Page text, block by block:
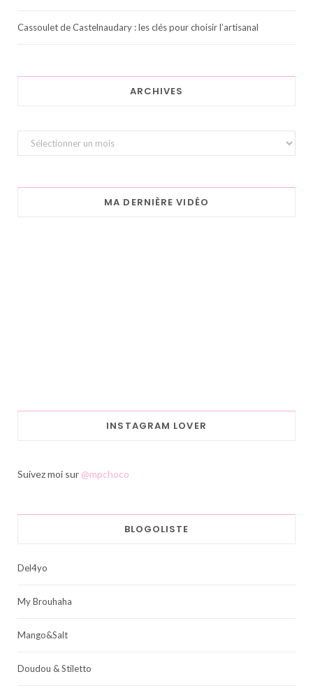
Cassoulet de Castelnaudary : les clés pour choisir l’artisanal
ARCHIVES
Archives
MA DERNIÈRE VIDÉO
INSTAGRAM LOVER
Suivez moi sur @mpchoco
BLOGOLISTE
Del4yo
My Brouhaha
Mango&Salt
Doudou & Stiletto